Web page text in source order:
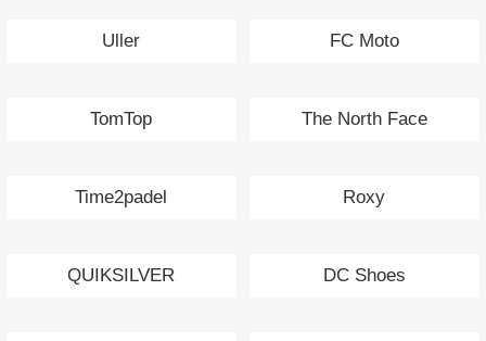
Uller FC Moto
TomTop The North Face
Time2padel Roxy
QUIKSILVER DC Shoes